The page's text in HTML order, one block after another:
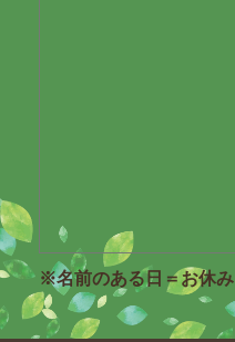
※名前のある日＝お休み